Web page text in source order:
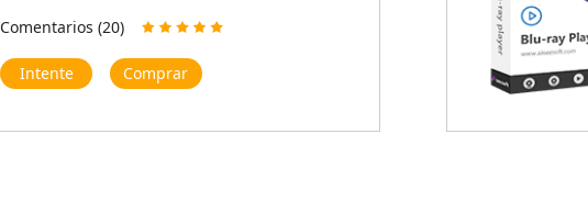
Comentarios (20)
Intente Comprar